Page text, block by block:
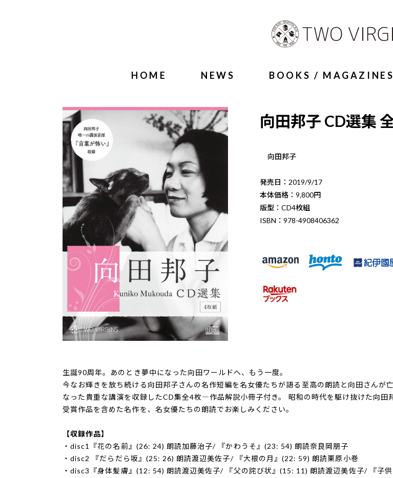
HOME NEWS BOOKS / MAGAZINES
向田邦子 CD選集
向田邦子
発売日：2019/9/17
本体価格：9,800円
版型：CD4枚組
ISBN：978-4908406362
生誕90周年。あのとき夢中になった向田ワールドへ、もう一度。
今なお輝きを放ち続ける向田邦子さんの名作短編を名女優たちが語る至高の朗読と向田さんが
なった貴重な講演を収録したCD集全4枚―作品解説小冊子付き。 昭和の時代を駆け抜けた向田
受賞作品を含めた名作を、名女優たちの朗読でお楽しみください。
【収録作品】
・disc1『花の名前』(26: 24) 朗読加藤治子/ 『かわうそ』(23: 54) 朗読奈良岡朋子
・disc2 『だらだら坂』(25: 26) 朗読渡辺美佐子/ 『大根の月』(22: 59) 朗読栗原小巻
・disc3『身体髪膚』(12: 54) 朗読渡辺美佐子/ 『父の詫び状』(15: 11) 朗読渡辺美佐子/ 『子